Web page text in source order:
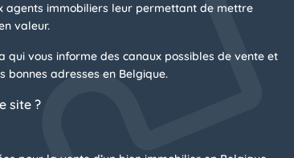
agents immobiliers leur permettant de mettre
valeur.
qui vous informe des canaux possibles de vente et
bonnes adresses en Belgique.
site ?